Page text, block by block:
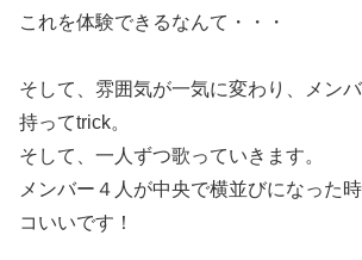
これを体験できるなんて・・・
そして、雰囲気が一気に変わり、メン
持ってtrick。
そして、一人ずつ歌っていきます。
メンバー４人が中央で横並びになった
コいいです！